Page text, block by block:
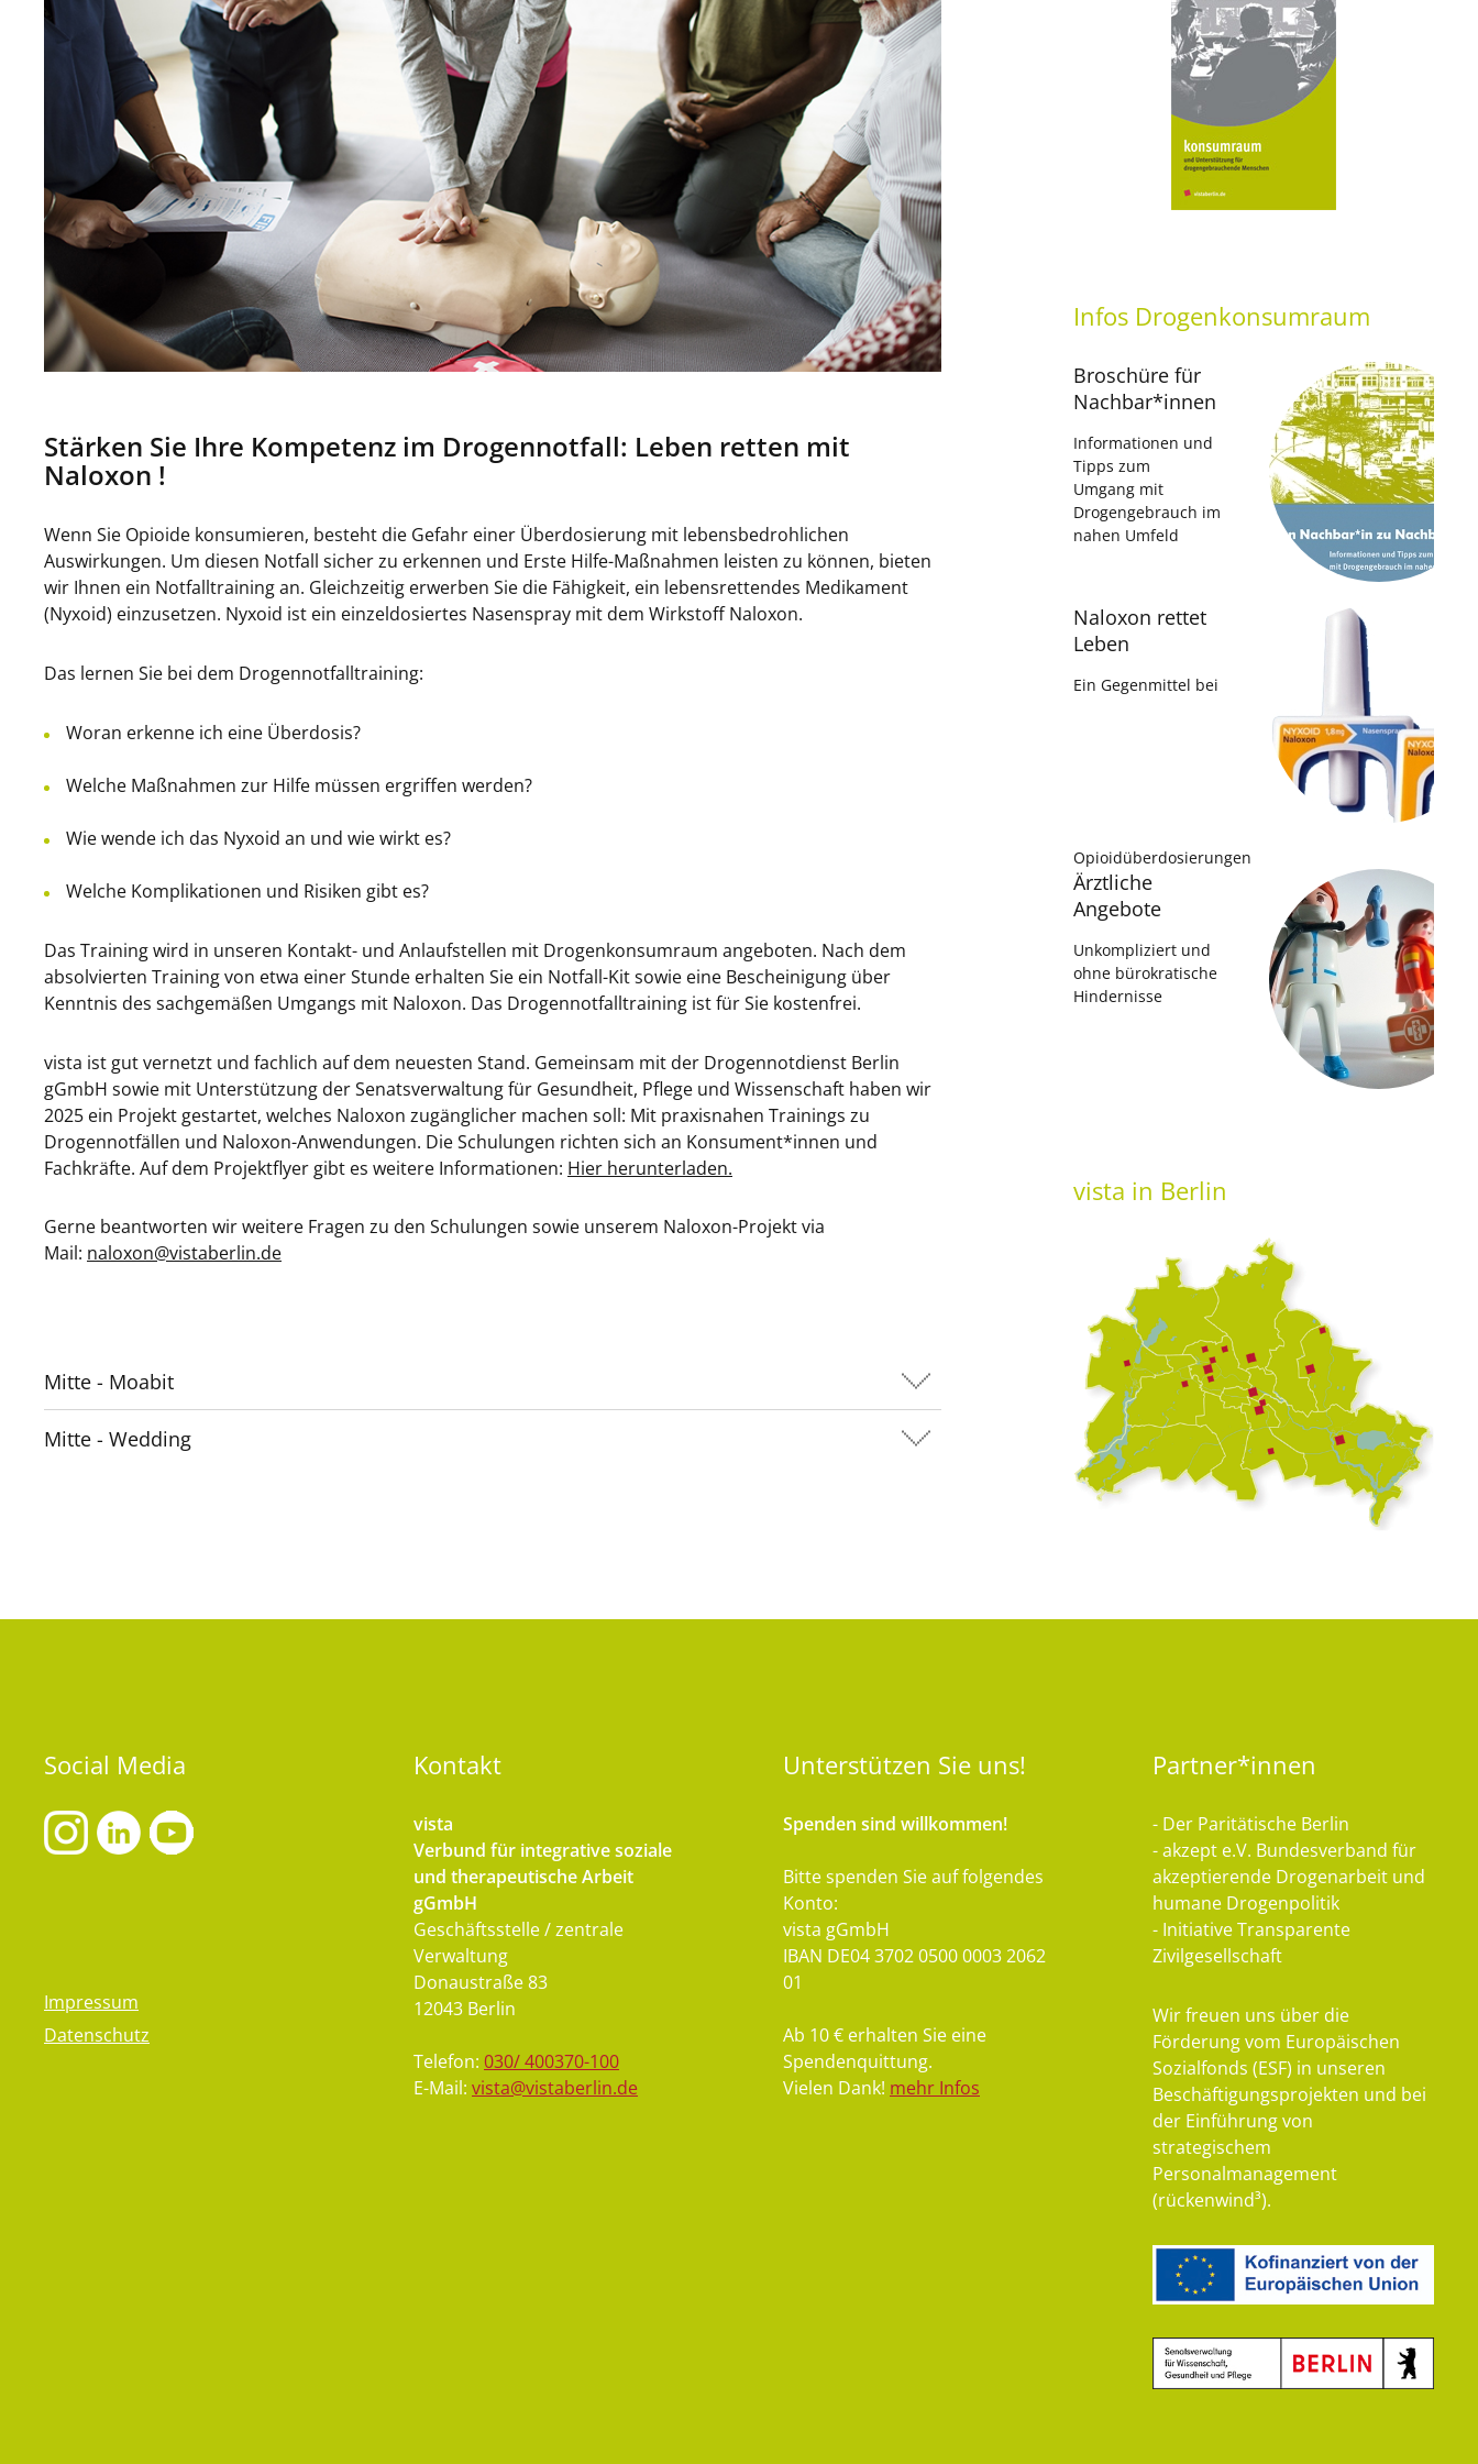
Stärken Sie Ihre Kompetenz im Drogennotfall: Leben retten mit
Naloxon !
Wenn Sie Opioide konsumieren, besteht die Gefahr einer Überdosierung mit lebensbedrohlichen
Auswirkungen. Um diesen Notfall sicher zu erkennen und Erste Hilfe-Maßnahmen leisten zu können, bieten
wir Ihnen ein Notfalltraining an. Gleichzeitig erwerben Sie die Fähigkeit, ein lebensrettendes Medikament
(Nyxoid) einzusetzen. Nyxoid ist ein einzeldosiertes Nasenspray mit dem Wirkstoff Naloxon.
Das lernen Sie bei dem Drogennotfalltraining:
Woran erkenne ich eine Überdosis?
Welche Maßnahmen zur Hilfe müssen ergriffen werden?
Wie wende ich das Nyxoid an und wie wirkt es?
Welche Komplikationen und Risiken gibt es?
Das Training wird in unseren Kontakt- und Anlaufstellen mit Drogenkonsumraum angeboten. Nach dem
absolvierten Training von etwa einer Stunde erhalten Sie ein Notfall-Kit sowie eine Bescheinigung über
Kenntnis des sachgemäßen Umgangs mit Naloxon. Das Drogennotfalltraining ist für Sie kostenfrei.
vista ist gut vernetzt und fachlich auf dem neuesten Stand. Gemeinsam mit der Drogennotdienst Berlin
gGmbH sowie mit Unterstützung der Senatsverwaltung für Gesundheit, Pflege und Wissenschaft haben wir
2025 ein Projekt gestartet, welches Naloxon zugänglicher machen soll: Mit praxisnahen Trainings zu
Drogennotfällen und Naloxon-Anwendungen. Die Schulungen richten sich an Konsument*innen und
Fachkräfte. Auf dem Projektflyer gibt es weitere Informationen: Hier herunterladen.
Gerne beantworten wir weitere Fragen zu den Schulungen sowie unserem Naloxon-Projekt via
Mail: naloxon@vistaberlin.de
Mitte - Moabit
Mitte - Wedding
Infos Drogenkonsumraum
Broschüre für
Nachbar*innen
Informationen und
Tipps zum
Umgang mit
Drogengebrauch im
nahen Umfeld
Naloxon rettet
Leben
Ein Gegenmittel bei
Opioidüberdosierungen
Ärztliche
Angebote
Unkompliziert und
ohne bürokratische
Hindernisse
vista in Berlin
Social Media
Impressum
Datenschutz
Kontakt
vista
Verbund für integrative soziale
und therapeutische Arbeit
gGmbH
Geschäftsstelle / zentrale
Verwaltung
Donaustraße 83
12043 Berlin
Telefon: 030/ 400370-100
E-Mail: vista@vistaberlin.de
Unterstützen Sie uns!
Spenden sind willkommen!
Bitte spenden Sie auf folgendes
Konto:
vista gGmbH
IBAN DE04 3702 0500 0003 2062
01
Ab 10 € erhalten Sie eine
Spendenquittung.
Vielen Dank! mehr Infos
Partner*innen
- Der Paritätische Berlin
- akzept e.V. Bundesverband für
akzeptierende Drogenarbeit und
humane Drogenpolitik
- Initiative Transparente
Zivilgesellschaft
Wir freuen uns über die
Förderung vom Europäischen
Sozialfonds (ESF) in unseren
Beschäftigungsprojekten und bei
der Einführung von
strategischem
Personalmanagement
(rückenwind³).